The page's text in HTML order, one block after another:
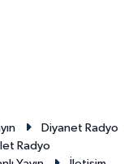
Diyanet Radyo
Radyo